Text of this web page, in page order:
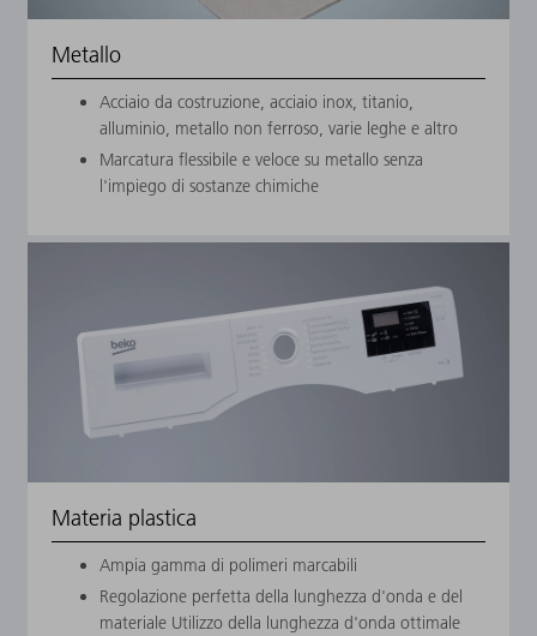
Metallo
Acciaio da costruzione, acciaio inox, titanio,
alluminio, metallo non ferroso, varie leghe e altro
Marcatura flessibile e veloce su metallo senza
l'impiego di sostanze chimiche
Materia plastica
Ampia gamma di polimeri marcabili
Regolazione perfetta della lunghezza d'onda e del
materiale Utilizzo della lunghezza d'onda ottimale